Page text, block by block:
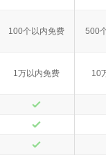
100个以内免费 500
1万以内免费 10